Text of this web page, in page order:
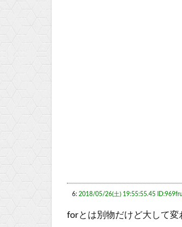
6: 2018/05/26(土) 19:55:55.45
forとは別物だけど大して変